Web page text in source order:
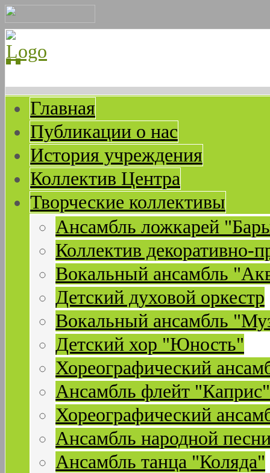
Главная
Публикации о нас
История учреждения
Коллектив Центра
Творческие коллективы
Ансамбль ложкарей
Коллектив декоративно-
Вокальный ансамбль
Детский духовой оркестр
Вокальный ансамбль
Детский хор "Юность"
Хореографический
Ансамбль флейт "Каприс"
Хореографический
Ансамбль народной
Ансамбль танца "Коляда"